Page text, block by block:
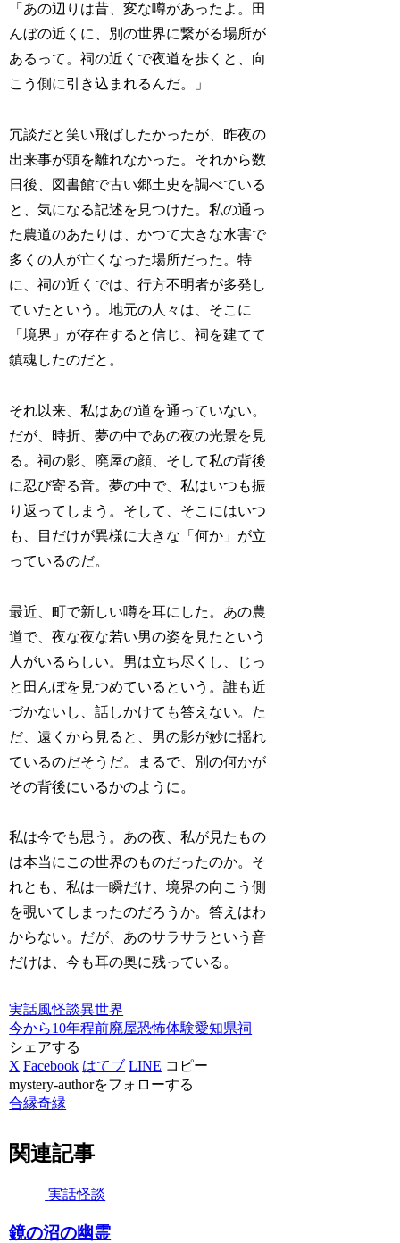
「あの辺りは昔、変な噂があったよ。田
んぼの近くに、別の世界に繋がる場所が
あるって。祠の近くで夜道を歩くと、向
こう側に引き込まれるんだ。」
冗談だと笑い飛ばしたかったが、昨夜の
出来事が頭を離れなかった。それから数
日後、図書館で古い郷土史を調べている
と、気になる記述を見つけた。私の通っ
た農道のあたりは、かつて大きな水害で
多くの人が亡くなった場所だった。特
に、祠の近くでは、行方不明者が多発し
ていたという。地元の人々は、そこに
「境界」が存在すると信じ、祠を建てて
鎮魂したのだと。
それ以来、私はあの道を通っていない。
だが、時折、夢の中であの夜の光景を見
る。祠の影、廃屋の顔、そして私の背後
に忍び寄る音。夢の中で、私はいつも振
り返ってしまう。そして、そこにはいつ
も、目だけが異様に大きな「何か」が立
っているのだ。
最近、町で新しい噂を耳にした。あの農
道で、夜な夜な若い男の姿を見たという
人がいるらしい。男は立ち尽くし、じっ
と田んぼを見つめているという。誰も近
づかないし、話しかけても答えない。た
だ、遠くから見ると、男の影が妙に揺れ
ているのだそうだ。まるで、別の何かが
その背後にいるかのように。
私は今でも思う。あの夜、私が見たもの
は本当にこの世界のものだったのか。そ
れとも、私は一瞬だけ、境界の向こう側
を覗いてしまったのだろうか。答えはわ
からない。だが、あのサラサラという音
だけは、今も耳の奥に残っている。
実話風怪談異世界
今から10年程前廃屋恐怖体験愛知県祠
シェアする
X Facebook はてブ LINE コピー
mystery-authorをフォローする
合縁奇縁
関連記事
実話怪談
鏡の沼の幽霊